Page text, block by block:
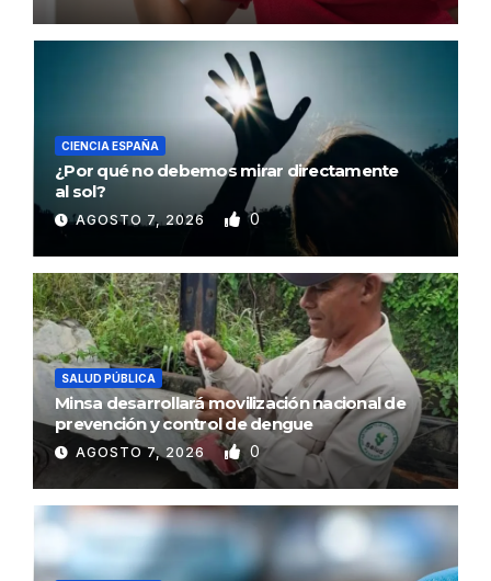
CIENCIA ESPAÑA
¿Por qué no debemos mirar directamente
al sol?
AGOSTO 7, 2026 0
SALUD PÚBLICA
Minsa desarrollará movilización nacional de
prevención y control de dengue
AGOSTO 7, 2026 0